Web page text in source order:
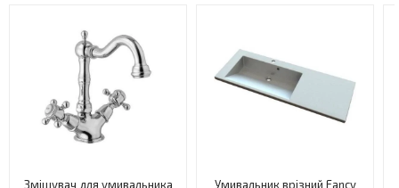
Змішувач для умивальника
Умивальник врізний Fancy